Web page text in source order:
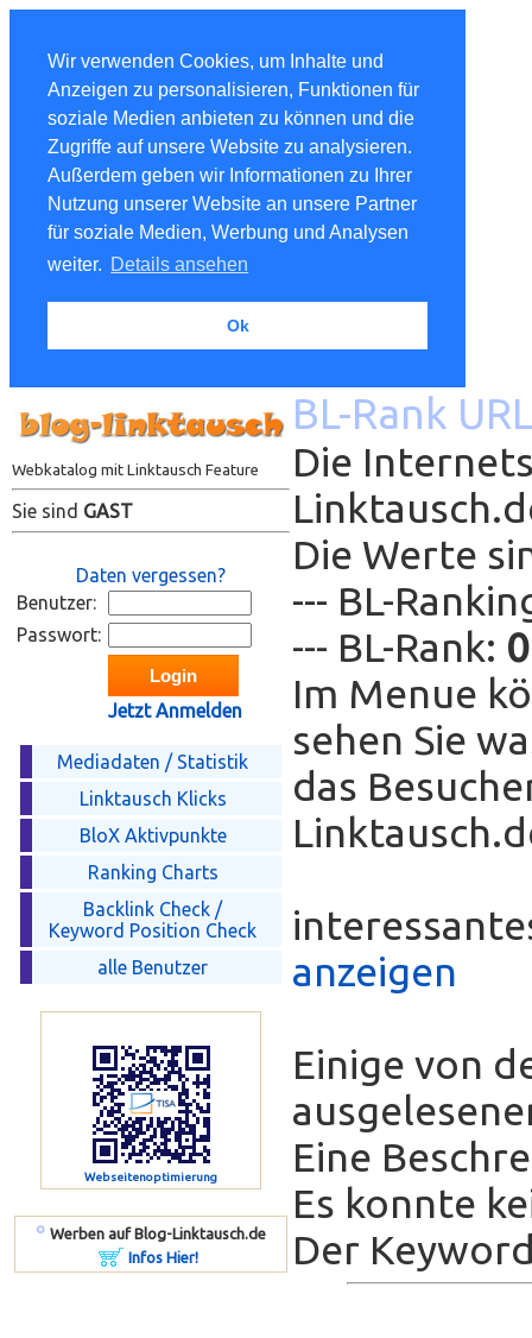
Wir verwenden Cookies, um Inhalte und
Anzeigen zu personalisieren, Funktionen für
soziale Medien anbieten zu können und die
Zugriffe auf unsere Website zu analysieren.
Außerdem geben wir Informationen zu Ihrer
Nutzung unserer Website an unsere Partner
für soziale Medien, Werbung und Analysen
weiter. Details ansehen
Ok
Webkatalog mit Linktausch Feature
Sie sind GAST
Daten vergessen?
Benutzer:
Passwort:
Jetzt Anmelden
Mediadaten / Statistik
Linktausch Klicks
BloX Aktivpunkte
Ranking Charts
Backlink Check /
Keyword Position Check
alle Benutzer
Webseitenoptimierung
º Werben auf Blog-Linktausch.de
Infos Hier!
BL-Rank
Die
Die Werte
--- BL-
--- BL-Rank: 0
Im Menue
sehen Sie
das
anzeigen
Einige von
Eine
Es konnte
Der